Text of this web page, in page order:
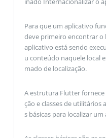
Para que um aplicativo
deve primeiro encontrar o
aplicativo está sendo
u conteúdo naquele local
mado de localização.
A estrutura Flutter fornece
ção e classes de utilitários
s básicas para localizar